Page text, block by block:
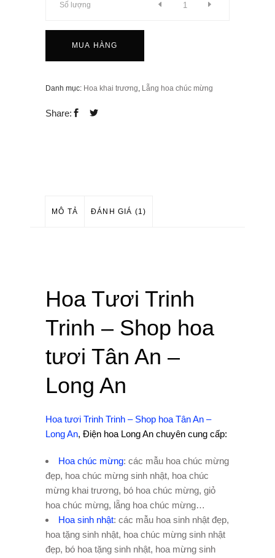
Hoa
082
Số lượng
MUA HÀNG
Danh mục: Hoa khai trương, Lẵng hoa chúc mừng
Share:
MÔ TẢ ĐÁNH GIÁ (1)
Hoa Tươi Trinh
Trinh – Shop hoa
tươi Tân An –
Long An
Hoa tươi Trinh Trinh – Shop hoa Tân An –
Long An, Điện hoa Long An chuyên cung cấp:
Hoa chúc mừng: các mẫu hoa chúc mừng
đẹp, hoa chúc mừng sinh nhật, hoa chúc
mừng khai trương, bó hoa chúc mừng, giỏ
hoa chúc mừng, lẵng hoa chúc mừng…
Hoa sinh nhật: các mẫu hoa sinh nhật đẹp,
hoa tặng sinh nhật, hoa chúc mừng sinh nhật
đẹp, bó hoa tặng sinh nhật, hoa mừng sinh